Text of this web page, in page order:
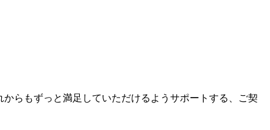
らもずっと満足していただけるようサポートする、ご契